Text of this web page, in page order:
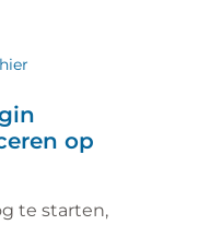
op
te starten,